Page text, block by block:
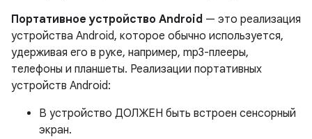
Портативное устройство Android — это реализация
устройства Android, которое обычно используется,
удерживая его в руке, например, mp3-плееры,
телефоны и планшеты. Реализации портативных
устройств Android:
В устройство ДОЛЖЕН быть встроен сенсорный
экран.